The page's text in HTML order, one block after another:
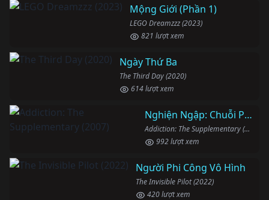
Mộng Giới (Phần 1)
LEGO Dreamzzz (2023)
821 lượt xem
Ngày Thứ Ba
The Third Day (2020)
614 lượt xem
Nghiện Ngập: Chuỗi Phim Bổ Trợ
Addiction: The Supplementary (2007)
992 lượt xem
Người Phi Công Vô Hình
The Invisible Pilot (2022)
420 lượt xem